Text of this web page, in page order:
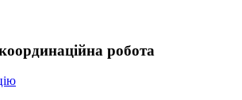
робота